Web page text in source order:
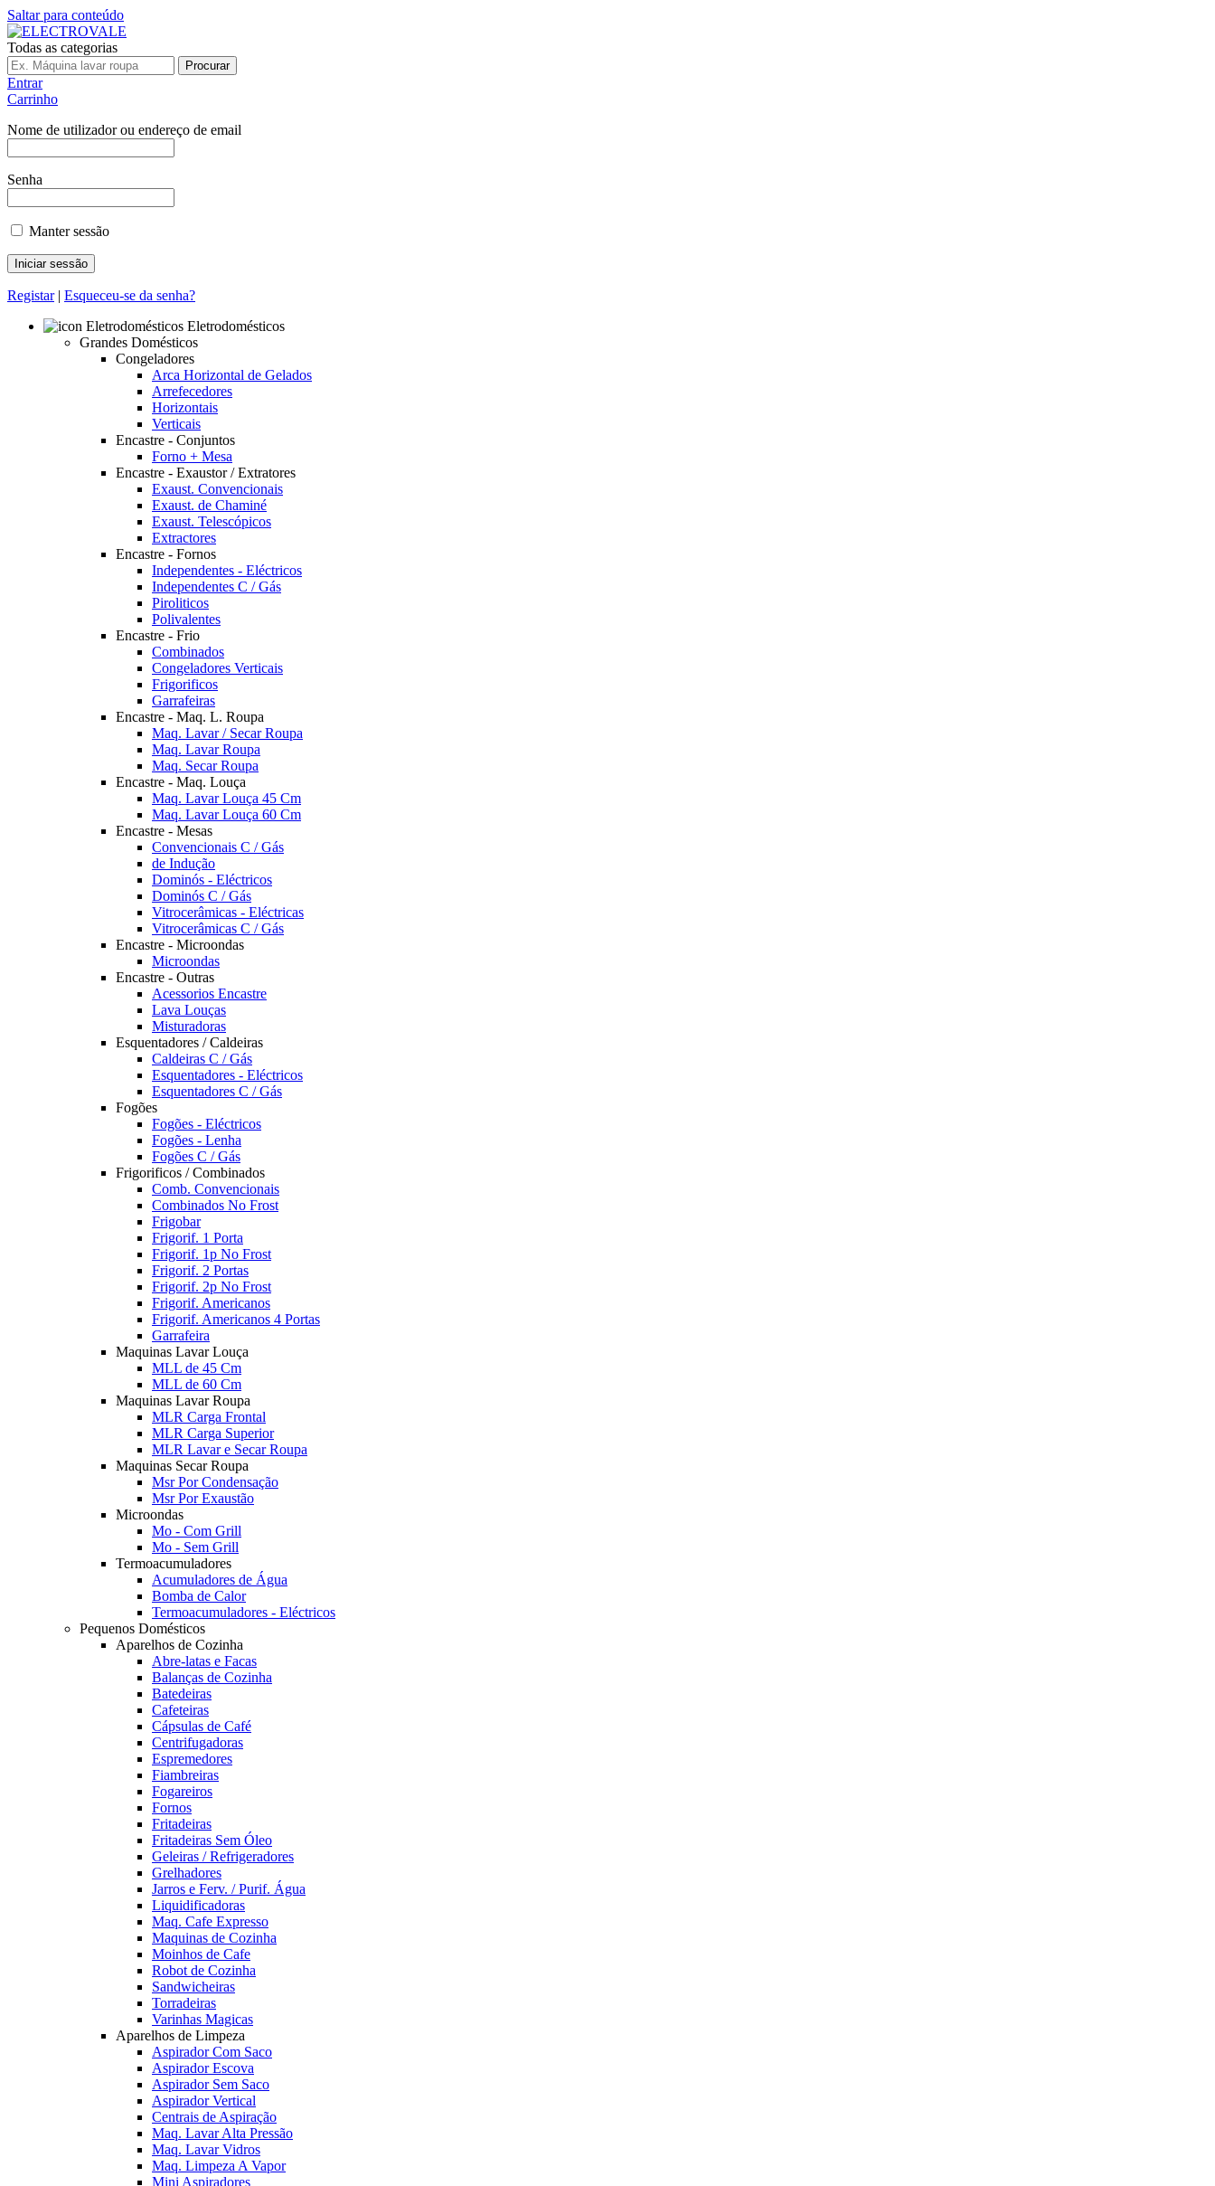
Saltar para conteúdo
Todas as categorias
Procurar
Entrar
Carrinho
Nome de utilizador ou endereço de email
Senha
Manter sessão
Registar| Esqueceu-se da senha?
Eletrodomésticos
Grandes Domésticos
Congeladores
Arca Horizontal de Gelados
Arrefecedores
Horizontais
Verticais
Encastre - Conjuntos
Forno + Mesa
Encastre - Exaustor / Extratores
Exaust. Convencionais
Exaust. de Chaminé
Exaust. Telescópicos
Extractores
Encastre - Fornos
Independentes - Eléctricos
Independentes C / Gás
Piroliticos
Polivalentes
Encastre - Frio
Combinados
Congeladores Verticais
Frigorificos
Garrafeiras
Encastre - Maq. L. Roupa
Maq. Lavar / Secar Roupa
Maq. Lavar Roupa
Maq. Secar Roupa
Encastre - Maq. Louça
Maq. Lavar Louça 45 Cm
Maq. Lavar Louça 60 Cm
Encastre - Mesas
Convencionais C / Gás
de Indução
Dominós - Eléctricos
Dominós C / Gás
Vitrocerâmicas - Eléctricas
Vitrocerâmicas C / Gás
Encastre - Microondas
Microondas
Encastre - Outras
Acessorios Encastre
Lava Louças
Misturadoras
Esquentadores / Caldeiras
Caldeiras C / Gás
Esquentadores - Eléctricos
Esquentadores C / Gás
Fogões
Fogões - Eléctricos
Fogões - Lenha
Fogões C / Gás
Frigorificos / Combinados
Comb. Convencionais
Combinados No Frost
Frigobar
Frigorif. 1 Porta
Frigorif. 1p No Frost
Frigorif. 2 Portas
Frigorif. 2p No Frost
Frigorif. Americanos
Frigorif. Americanos 4 Portas
Garrafeira
Maquinas Lavar Louça
MLL de 45 Cm
MLL de 60 Cm
Maquinas Lavar Roupa
MLR Carga Frontal
MLR Carga Superior
MLR Lavar e Secar Roupa
Maquinas Secar Roupa
Msr Por Condensação
Msr Por Exaustão
Microondas
Mo - Com Grill
Mo - Sem Grill
Termoacumuladores
Acumuladores de Água
Bomba de Calor
Termoacumuladores - Eléctricos
Pequenos Domésticos
Aparelhos de Cozinha
Abre-latas e Facas
Balanças de Cozinha
Batedeiras
Cafeteiras
Cápsulas de Café
Centrifugadoras
Espremedores
Fiambreiras
Fogareiros
Fornos
Fritadeiras
Fritadeiras Sem Óleo
Geleiras / Refrigeradores
Grelhadores
Jarros e Ferv. / Purif. Água
Liquidificadoras
Maq. Cafe Expresso
Maquinas de Cozinha
Moinhos de Cafe
Robot de Cozinha
Sandwicheiras
Torradeiras
Varinhas Magicas
Aparelhos de Limpeza
Aspirador Com Saco
Aspirador Escova
Aspirador Sem Saco
Aspirador Vertical
Centrais de Aspiração
Maq. Lavar Alta Pressão
Maq. Lavar Vidros
Maq. Limpeza A Vapor
Mini Aspiradores